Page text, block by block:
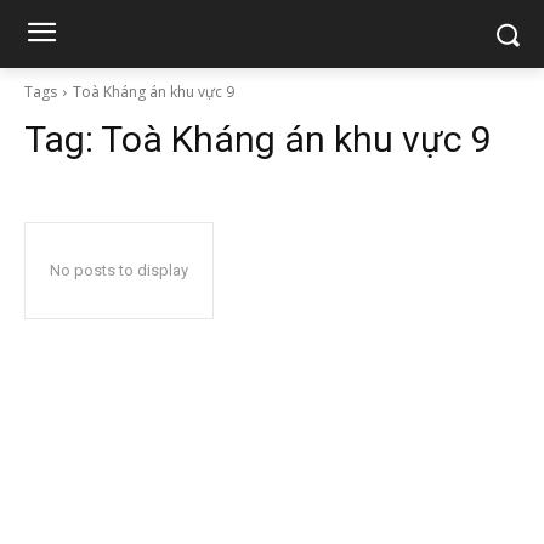
Tags Toà Kháng án khu vực 9
Tag: Toà Kháng án khu vực 9
No posts to display